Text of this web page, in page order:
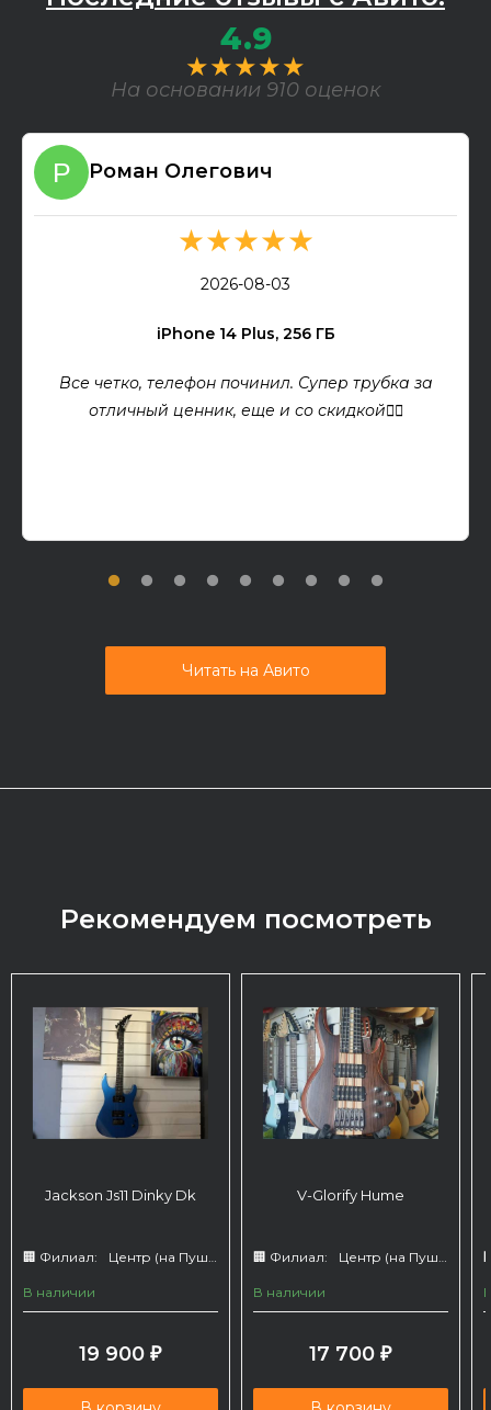
4.9
★★★★★
На основании 910 оценок
Роман Олегович
★★★★★
2026-08-03
iPhone 14 Plus, 256 ГБ
Все четко, телефон починил. Супер трубка за
отличный ценник, еще и со скидкой👍🏻
Читать на Авито
Рекомендуем посмотреть
Jackson Js11 Dinky Dk
🏢 Филиал: Центр (на Пушкина 66)
В наличии
19 900 ₽
V-Glorify Hume
🏢 Филиал: Центр (на Пушкина 66)
В наличии
17 700 ₽